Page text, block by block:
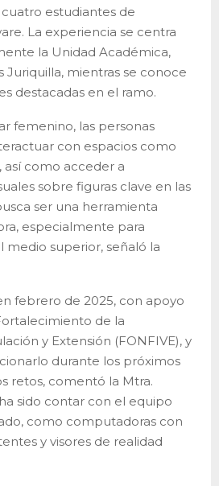
estudiantes de
La experiencia se centra
la Unidad Académica,
Juriquilla, mientras se conoce
destacadas en el ramo.
femenino, las personas
con espacios como
así como acceder a
sobre figuras clave en las
ser una herramienta
especialmente para
medio superior, señaló la
febrero de 2025, con apoyo
de la
y Extensión (FONFIVE), y
durante los próximos
retos, comentó la Mtra.
sido contar con el equipo
como computadoras con
y visores de realidad